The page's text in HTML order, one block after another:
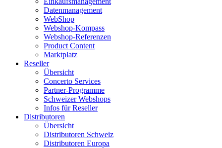
Datenmanagement
WebShop
Webshop-Kompass
Webshop-Referenzen
Product Content
Marktplatz
Reseller
Übersicht
Concerto Services
Partner-Programme
Schweizer Webshops
Infos für Reseller
Distributoren
Übersicht
Distributoren Schweiz
Distributoren Europa